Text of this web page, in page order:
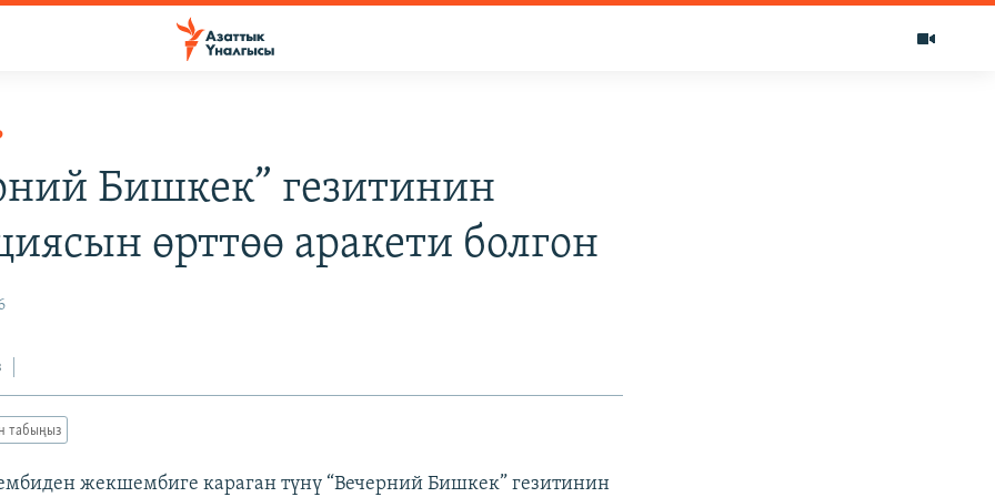
Бишкек” гезитинин
өрттөө аракети болгон
табыңыз
жекшембиге караган түнү “Вечерний Бишкек” гезитинин